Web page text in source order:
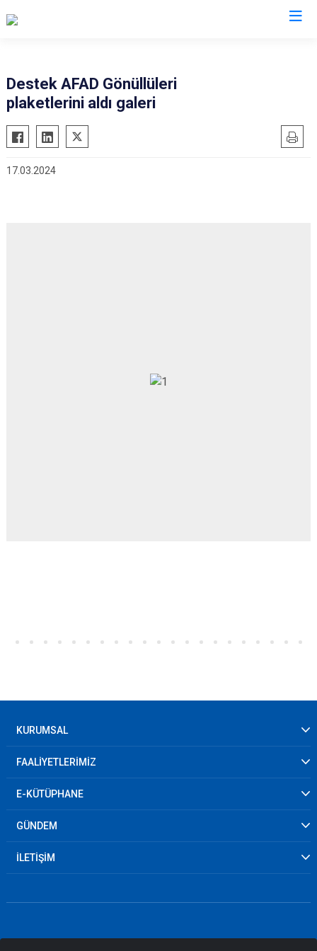
Destek AFAD Gönüllüleri
plaketlerini aldı galeri
17.03.2024
KURUMSAL
FAALİYETLERİMİZ
E-KÜTÜPHANE
GÜNDEM
İLETİŞİM